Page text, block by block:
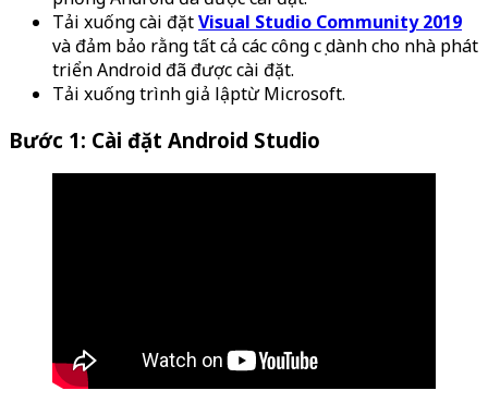
Tải xuống cài đặtVisual Studio Community 2019
và đảm bảo rằng tất cả các công cụ dành cho nhà phát
triển Android đã được cài đặt.
Tải xuống trình giả lậptừ Microsoft.
Bước 1: Cài đặt Android Studio